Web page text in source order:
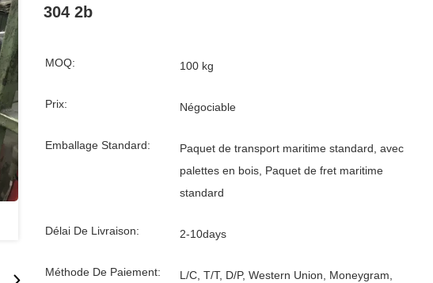
304 2b
MOQ: 100 kg
Prix: Négociable
Emballage Standard:
Paquet de transport maritime standard, avec
palettes en bois, Paquet de fret maritime
standard
Délai De Livraison: 2-10days
Méthode De Paiement:
L/C, T/T, D/P, Western Union, Moneygram,